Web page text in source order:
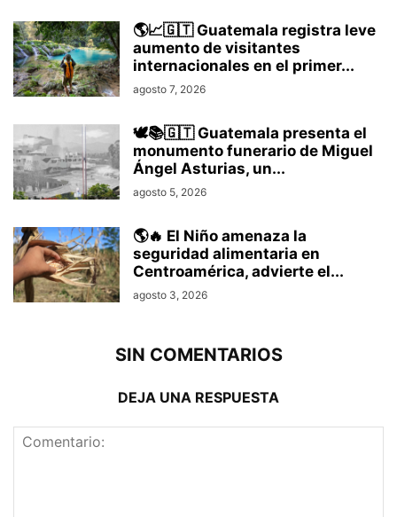
🌎📈🇬🇹 Guatemala registra leve
aumento de visitantes
internacionales en el primer...
agosto 7, 2026
🕊️📚🇬🇹 Guatemala presenta el
monumento funerario de Miguel
Ángel Asturias, un...
agosto 5, 2026
🌎🔥 El Niño amenaza la
seguridad alimentaria en
Centroamérica, advierte el...
agosto 3, 2026
SIN COMENTARIOS
DEJA UNA RESPUESTA